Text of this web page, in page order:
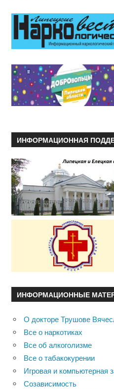
ИНФОРМАЦИОННАЯ
ИНФОРМАЦИОННЫЕ
О докторе Трушове
Все о наркотиках
Все об алкоголизме
Все о табакокурении
Игровая и компьютерная
Созависимость